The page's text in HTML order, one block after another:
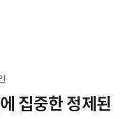
집중한 정제된